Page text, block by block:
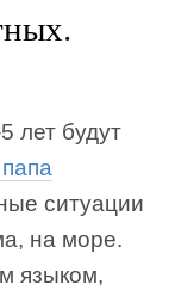
лет будут
ситуации
на море.
языком,